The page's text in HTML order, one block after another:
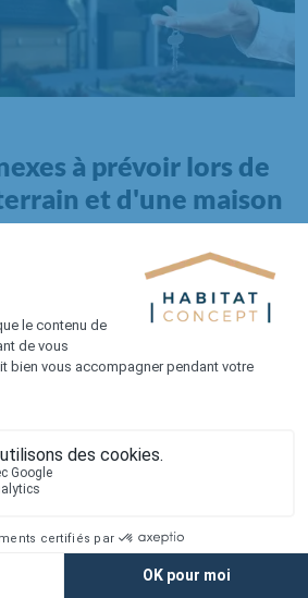
à prévoir lors de
et d'une maison
à votre budget, les
l'achat du terrain et la construction, il
la viabilisation si elle n'est pas
Les frais de raccordements et les
entre 5 000 et 15 000 euros selon la
du terrain et son accès.
vers une maison existante, il sera
travaux de rénovation. Ceux-ci sont
être ajoutés au prix de l'achat